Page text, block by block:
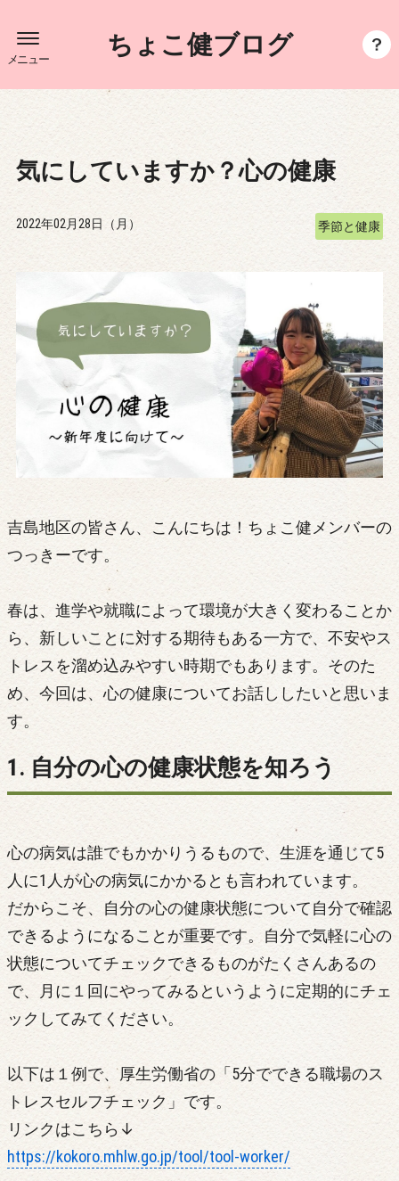
ちょこ健ブログ
メニュー
気にしていますか？心の健康
2022年02月28日（月） 季節と健康
吉島地区の皆さん、こんにちは！ちょこ健メンバーの
つっきーです。
春は、進学や就職によって環境が大きく変わることか
ら、新しいことに対する期待もある一方で、不安やス
トレスを溜め込みやすい時期でもあります。そのた
め、今回は、心の健康についてお話ししたいと思いま
す。
1. 自分の心の健康状態を知ろう
心の病気は誰でもかかりうるもので、生涯を通じて5
人に1人が心の病気にかかるとも言われています。
だからこそ、自分の心の健康状態について自分で確認
できるようになることが重要です。自分で気軽に心の
状態についてチェックできるものがたくさんあるの
で、月に１回にやってみるというように定期的にチェ
ックしてみてください。
以下は１例で、厚生労働省の「5分でできる職場のス
トレスセルフチェック」です。
リンクはこちら↓
https://kokoro.mhlw.go.jp/tool/tool-worker/